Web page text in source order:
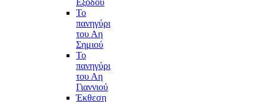
Εξόδου
Το
πανηγύρι
του Αη
Σημιού
Το
πανηγύρι
του Αη
Γιαννιού
Έκθεση